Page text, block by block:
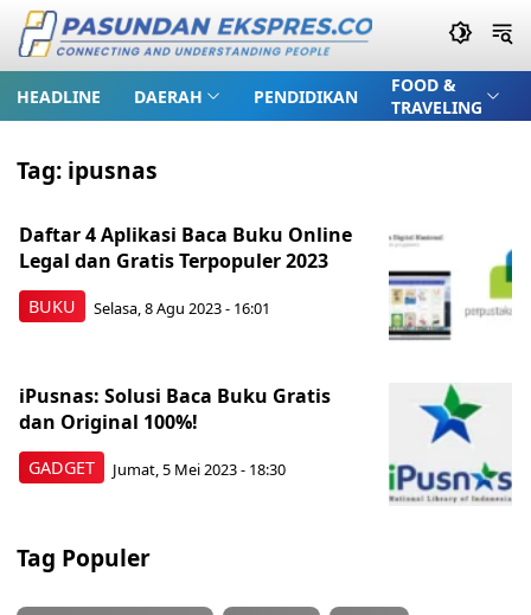
HEADLINE DAERAH PENDIDIKAN
FOOD &
TRAVELING
Tag: ipusnas
BUKU
Daftar 4 Aplikasi Baca Buku Online
Legal dan Gratis Terpopuler 2023
Selasa, 8 Agu 2023 - 16:01
GADGET
iPusnas: Solusi Baca Buku Gratis
dan Original 100%!
Jumat, 5 Mei 2023 - 18:30
Tag Populer